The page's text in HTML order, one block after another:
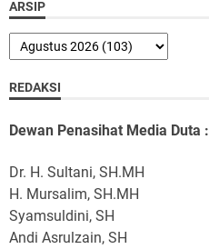
ARSIP
REDAKSI
Dewan Penasihat Media Duta :
Dr. H. Sultani, SH.MH
H. Mursalim, SH.MH
Syamsuldini, SH
Andi Asrulzain, SH